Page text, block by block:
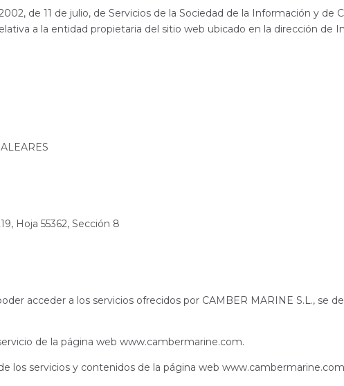
de 11 de julio, de Servicios de la Sociedad de la Información y de
a la entidad propietaria del sitio web ubicado en la dirección de
Hoja 55362, Sección 8
acceder a los servicios ofrecidos por CAMBER MARINE S.L., se
de la página web www.cambermarine.com.
los servicios y contenidos de la página web